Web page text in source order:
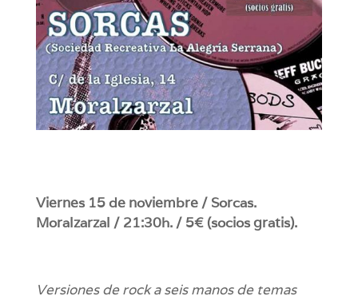
Viernes 15 de noviembre / Sorcas.
Moralzarzal / 21:30h. / 5€ (socios gratis).
Versiones de rock a seis manos de temas